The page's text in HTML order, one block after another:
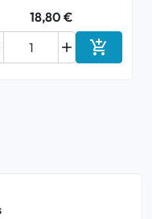
18,80 €
 Ajouter